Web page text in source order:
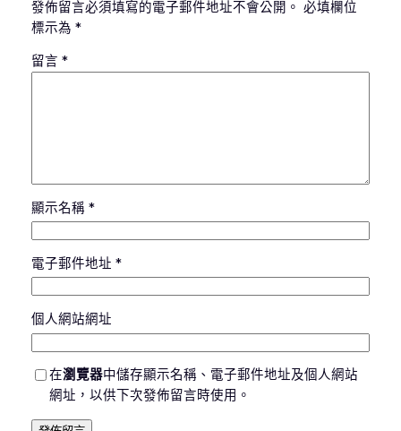
發佈留言必須填寫的電子郵件地址不會公開。 必填欄位
標示為 *
留言 *
顯示名稱 *
電子郵件地址 *
個人網站網址
在瀏覽器中儲存顯示名稱、電子郵件地址及個人網站
網址，以供下次發佈留言時使用。